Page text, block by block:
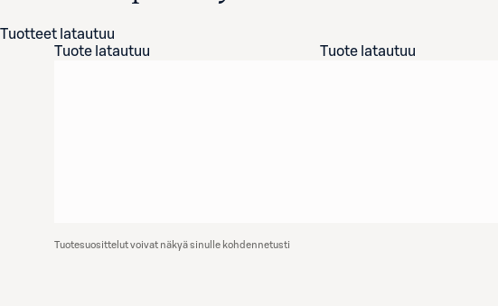
Tuotteet latautuu
Tuote latautuu
Tuote latautuu
Tuotesuosittelut voivat näkyä sinulle kohdennetusti